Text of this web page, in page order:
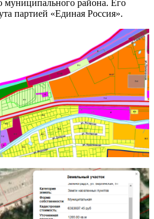
муниципального района. Его
партией «Единая Россия».